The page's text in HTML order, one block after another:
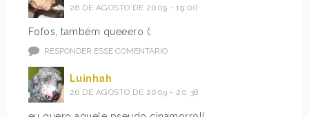
26 DE AGOSTO DE 2009 - 19:00
Fofos, também queeero (:
RESPONDER ESSE COMENTÁRIO
Luinhah
26 DE AGOSTO DE 2009 - 20:38